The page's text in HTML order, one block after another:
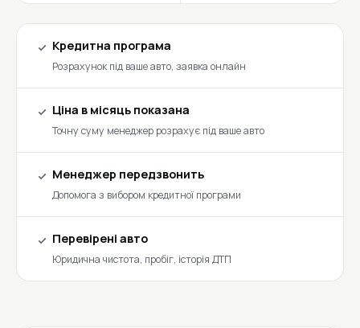
Кредитна програма
Розрахунок під ваше авто, заявка онлайн
Ціна в місяць показана
Точну суму менеджер розрахує під ваше авто
Менеджер передзвонить
Допомога з вибором кредитної програми
Перевірені авто
Юридична чистота, пробіг, історія ДТП